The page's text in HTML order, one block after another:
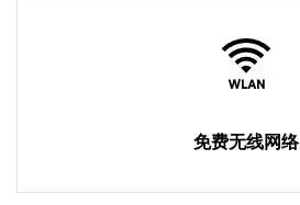
免费无线网络